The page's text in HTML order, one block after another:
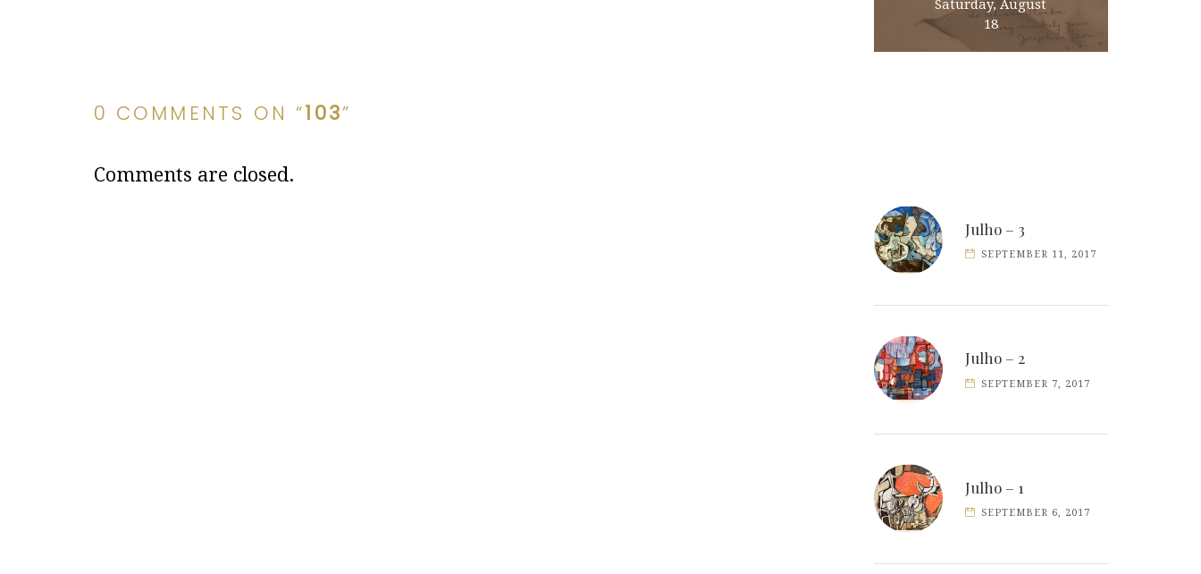
0 COMMENTS ON “103”
Comments are closed.
Saturday, August
18
Julho – 3
SEPTEMBER 11, 2017
Julho – 2
SEPTEMBER 7, 2017
Julho – 1
SEPTEMBER 6, 2017